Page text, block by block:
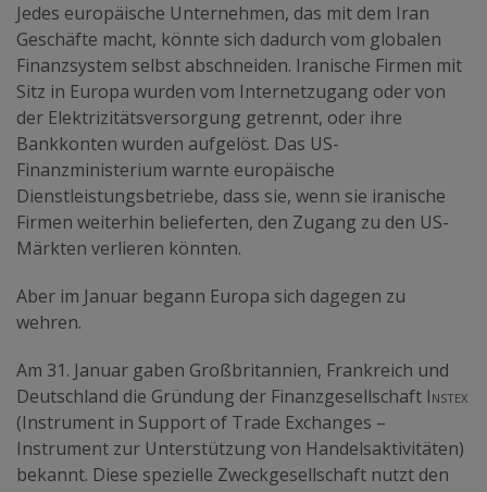
Jedes europäische Unternehmen, das mit dem Iran
Geschäfte macht, könnte sich dadurch vom globalen
Finanzsystem selbst abschneiden. Iranische Firmen mit
Sitz in Europa wurden vom Internetzugang oder von
der Elektrizitätsversorgung getrennt, oder ihre
Bankkonten wurden aufgelöst. Das US-
Finanzministerium warnte europäische
Dienstleistungsbetriebe, dass sie, wenn sie iranische
Firmen weiterhin belieferten, den Zugang zu den US-
Märkten verlieren könnten.
Aber im Januar begann Europa sich dagegen zu
wehren.
Am 31. Januar gaben Großbritannien, Frankreich und
Deutschland die Gründung der Finanzgesellschaft Instex
(Instrument in Support of Trade Exchanges –
Instrument zur Unterstützung von Handelsaktivitäten)
bekannt. Diese spezielle Zweckgesellschaft nutzt den